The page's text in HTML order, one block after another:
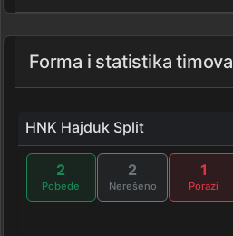
Forma i statistika timova
HNK Hajduk Split
2
Pobede
2
Nerešeno
1
Porazi